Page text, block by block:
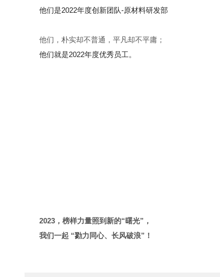
他们是2022年度创新团队-原材料研发部
他们，朴实却不普通，平凡却不平庸；
他们就是2022年度优秀员工。
2023，榜样力量照到新的“曙光”，
我们一起 “勠力同心、长风破浪”！